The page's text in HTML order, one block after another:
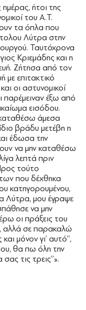
ήτοι της
του Α.Τ.
τα όπλα που
Λύτρα στην
Ταυτόχρονα
Κριεμάδης και η
Ζήτησα από τον
με επιτακτικό
οι αστυνομικοί
παρέμειναν έξω από
εισόδου.
άμεσα
βράδυ μετέβη η
έδωσα την
να μην καταθέσω
λεπτά πριν
τούτο
που δέχθηκα
κατηγορουμένου,
Λύτρα, μου έγραψε
να μην
οι πράξεις του
αλλά σε παρακαλώ
μόνον γι’ αυτό’’,
θα πω όλη την
τις τρεις’’».